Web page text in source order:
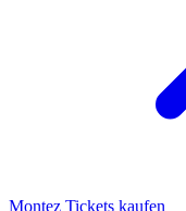
Montez Tickets kaufen